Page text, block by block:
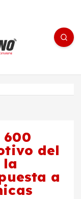
noticias/editorial
600
del
la
a